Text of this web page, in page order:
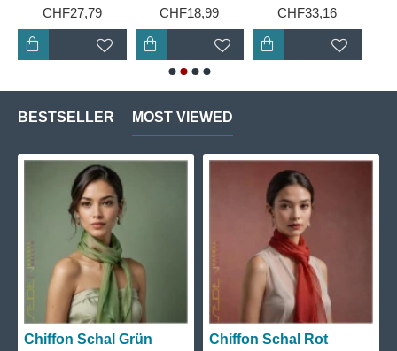
CHF27,79
CHF18,99
CHF33,16
BESTSELLER MOST VIEWED
Chiffon Schal Grün
Chiffon Schal Rot